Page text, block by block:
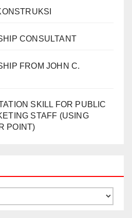
CONSULTANT
FROM JOHN C.
SKILL FOR PUBLIC
STAFF (USING
POINT)